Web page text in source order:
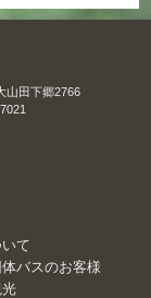
山田下郷2766
て
バスのお客様